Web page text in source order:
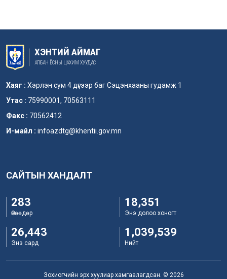
ХЭНТИЙ АЙМАГ
АЛБАН ЁСНЫ ЦАХИМ ХУУДАС
Хаяг : Хэрлэн сум 4 дүгээр баг Сэцэнхааны гудамж 1
Утас : 75990001, 70563111
Факс : 70562412
И-майл : infoazdtg@khentii.gov.mn
САЙТЫН ХАНДАЛТ
283
Өнөөдөр
18,351
Энэ долоо хоногт
26,443
Энэ сард
1,039,539
Нийт
Зохиогчийн эрх хуулиар хамгаалагдсан. © 2026